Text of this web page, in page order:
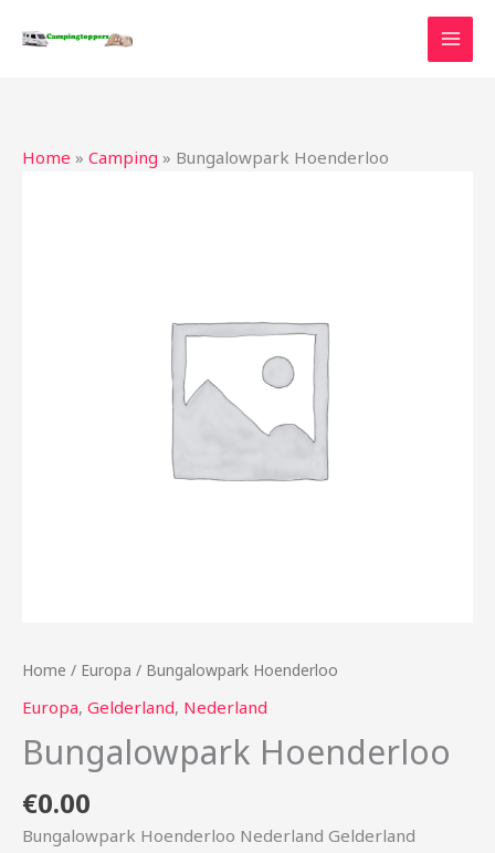
naar
Home » Camping » Bungalowpark Hoenderloo
Home / Europa / Bungalowpark Hoenderloo
Europa, Gelderland, Nederland
Bungalowpark Hoenderloo
€0.00
Bungalowpark Hoenderloo Nederland Gelderland